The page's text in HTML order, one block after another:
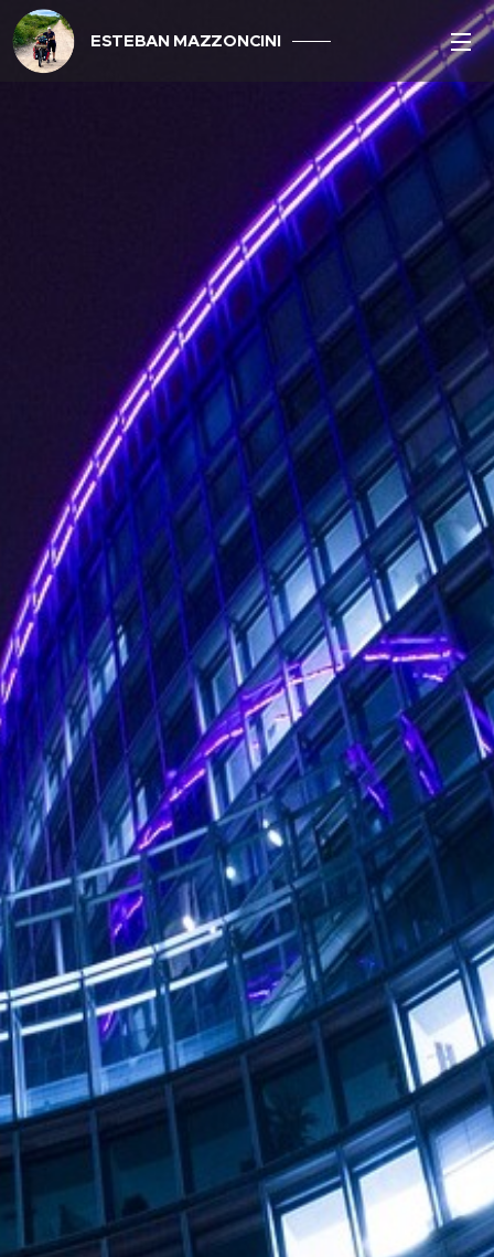
ESTEBAN MAZZONCINI